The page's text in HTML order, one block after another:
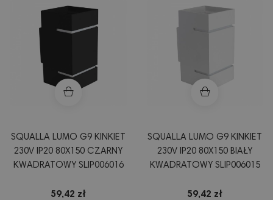
SQUALLA LUMO G9 KINKIET
230V IP20 80X150 CZARNY
KWADRATOWY SLIP006016
59,42 zł
SQUALLA LUMO G9 KINKIET
230V IP20 80X150 BIAŁY
KWADRATOWY SLIP006015
59,42 zł